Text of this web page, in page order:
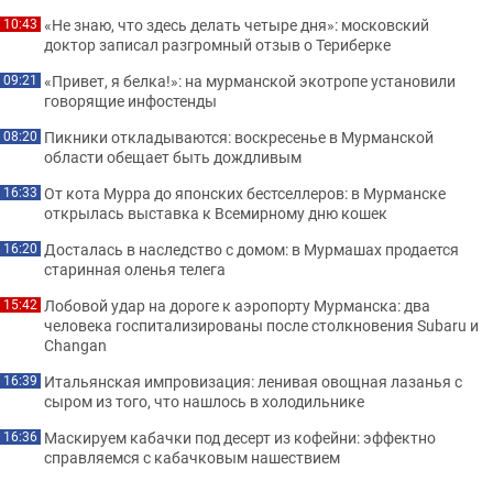
10:43 «Не знаю, что здесь делать четыре дня»: московский
доктор записал разгромный отзыв о Териберке
09:21 «Привет, я белка!»: на мурманской экотропе установили
говорящие инфостенды
08:20 Пикники откладываются: воскресенье в Мурманской
области обещает быть дождливым
16:33 От кота Мурра до японских бестселлеров: в Мурманске
открылась выставка к Всемирному дню кошек
16:20 Досталась в наследство с домом: в Мурмашах продается
старинная оленья телега
15:42 Лобовой удар на дороге к аэропорту Мурманска: два
человека госпитализированы после столкновения Subaru и
Changan
16:39 Итальянская импровизация: ленивая овощная лазанья с
сыром из того, что нашлось в холодильнике
16:36 Маскируем кабачки под десерт из кофейни: эффектно
справляемся с кабачковым нашествием